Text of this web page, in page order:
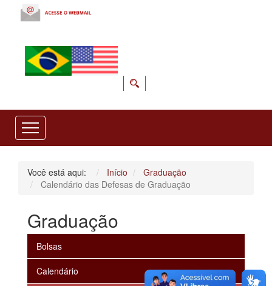
Você está aqui: Início
Graduação
Calendário das Defesas de Graduação
Graduação
Bolsas
Calendário